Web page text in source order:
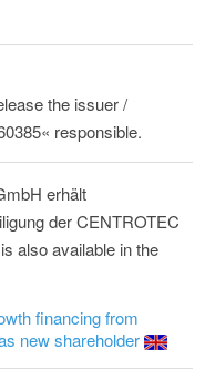
the issuer /
responsible.
erhält
der CENTROTEC
also available in the
financing from
new shareholder